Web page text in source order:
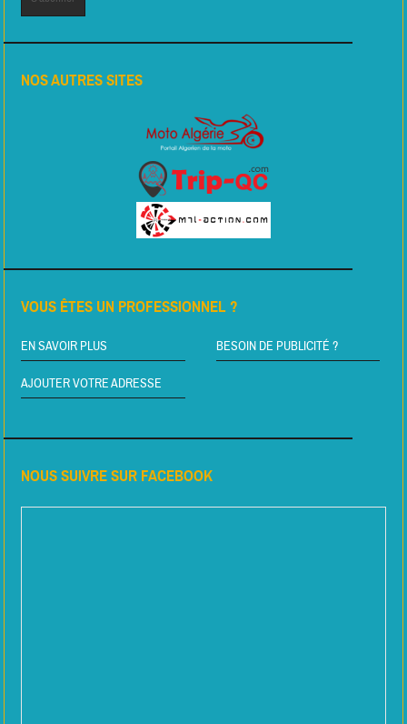
NOS AUTRES SITES
VOUS ÊTES UN PROFESSIONNEL ?
EN SAVOIR PLUS BESOIN DE PUBLICITÉ ?
AJOUTER VOTRE ADRESSE
NOUS SUIVRE SUR FACEBOOK